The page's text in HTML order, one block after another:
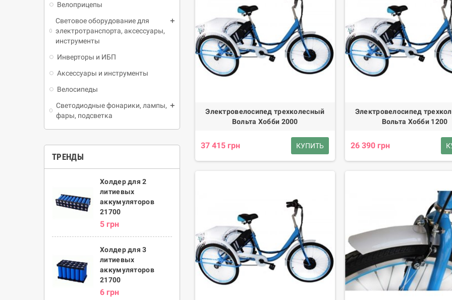
Велоприцепы
Световое оборудование для
электротранспорта, аксессуары,
инструменты
Инверторы и ИБП
Аксессуары и инструменты
Велосипеды
Светодиодные фонарики, лампы,
фары, подсветка
ТРЕНДЫ
Холдер для 2
литиевых
аккумуляторов
21700
5 грн
Холдер для 3
литиевых
аккумуляторов
21700
6 грн
Электровелосипед трехколесный
Вольта Хобби 2000
37 415 грн КУПИТЬ
Электровелосипед
Вольта Хобби 1200
26 390 грн